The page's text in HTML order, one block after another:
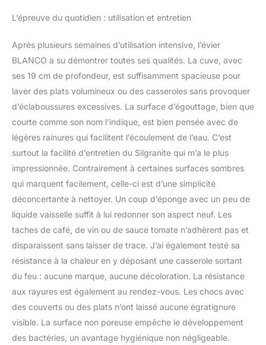
L’épreuve du quotidien : utilisation et entretien
Après plusieurs semaines d’utilisation intensive, l’évier
BLANCO a su démontrer toutes ses qualités. La cuve, avec
ses 19 cm de profondeur, est suffisamment spacieuse pour
laver des plats volumineux ou des casseroles sans provoquer
d’éclaboussures excessives. La surface d’égouttage, bien que
courte comme son nom l’indique, est bien pensée avec de
légères rainures qui facilitent l’écoulement de l’eau. C’est
surtout la facilité d’entretien du Silgranite qui m’a le plus
impressionnée. Contrairement à certaines surfaces sombres
qui marquent facilement, celle-ci est d’une simplicité
déconcertante à nettoyer. Un coup d’éponge avec un peu de
liquide vaisselle suffit à lui redonner son aspect neuf. Les
taches de café, de vin ou de sauce tomate n’adhèrent pas et
disparaissent sans laisser de trace. J’ai également testé sa
résistance à la chaleur en y déposant une casserole sortant
du feu : aucune marque, aucune décoloration. La résistance
aux rayures est également au rendez-vous. Les chocs avec
des couverts ou des plats n’ont laissé aucune égratignure
visible. La surface non poreuse empêche le développement
des bactéries, un avantage hygiénique non négligeable.